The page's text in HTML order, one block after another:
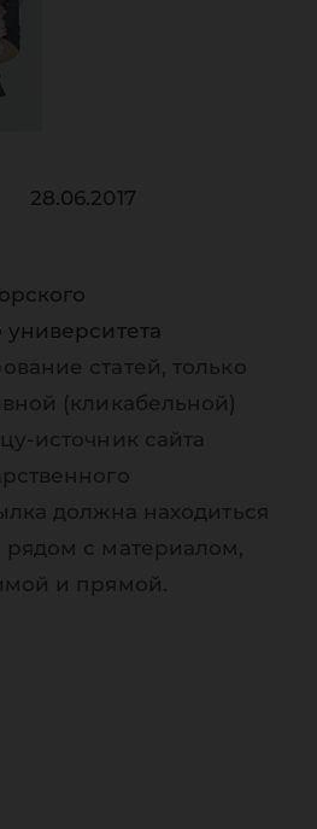
28.06.2017
университета
статей, только
(кликабельной)
источник сайта
должна находиться
рядом с материалом,
и прямой.